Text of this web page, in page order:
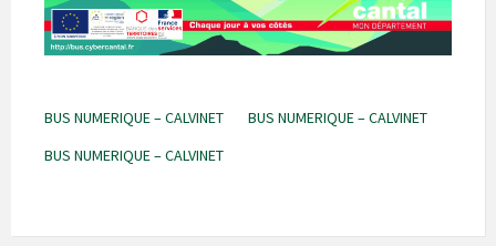
BUS NUMERIQUE – CALVINET
BUS NUMERIQUE – CALVINET
BUS NUMERIQUE – CALVINET